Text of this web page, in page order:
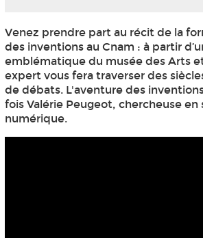
Venez prendre part au récit de la
des inventions au Cnam : à partir
emblématique du musée des Arts
expert vous fera traverser des
de débats. L'aventure des
fois Valérie Peugeot, chercheuse en
numérique.